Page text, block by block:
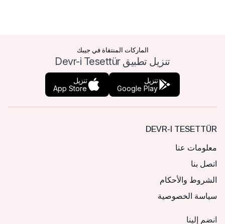
الماركات المنتقاة في جيبك
تنزيل تطبيق Devr-i Tesettür
تنزيل
Google Play
تنزيل
App Store
DEVR-I TESETTÜR
معلومات عنا
اتصل بنا
الشروط والأحكام
سياسة الخصوصية
انضم إلينا